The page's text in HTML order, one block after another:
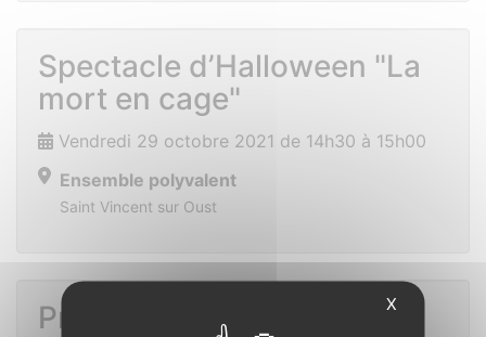
Spectacle d’Halloween "La
mort en cage"
Vendredi 29 octobre 2021 de 14h30 à 15h00
Ensemble polyvalent
Saint Vincent sur Oust
Prix des lecteurs X